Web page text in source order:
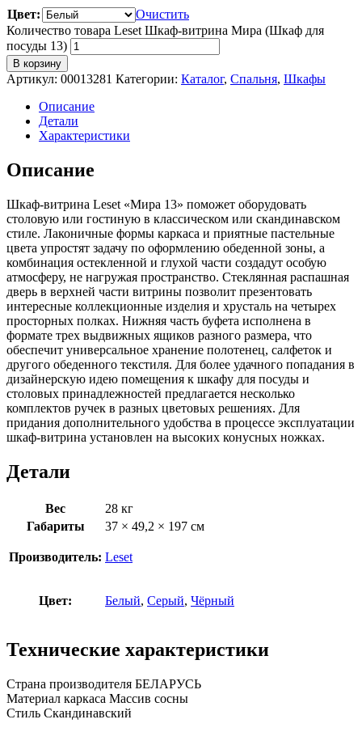
Цвет:
Очистить
Количество товара Leset Шкаф-витрина Мира (Шкаф для
посуды 13)
В корзину
Артикул: 00013281 Категории: Каталог, Спальня, Шкафы
Описание
Детали
Характеристики
Описание
Шкаф-витрина Leset «Мира 13» поможет оборудовать
столовую или гостиную в классическом или скандинавском
стиле. Лаконичные формы каркаса и приятные пастельные
цвета упростят задачу по оформлению обеденной зоны, а
комбинация остекленной и глухой части создадут особую
атмосферу, не нагружая пространство. Стеклянная распашная
дверь в верхней части витрины позволит презентовать
интересные коллекционные изделия и хрусталь на четырех
просторных полках. Нижняя часть буфета исполнена в
формате трех выдвижных ящиков разного размера, что
обеспечит универсальное хранение полотенец, салфеток и
другого обеденного текстиля. Для более удачного попадания в
дизайнерскую идею помещения к шкафу для посуды и
столовых принадлежностей предлагается несколько
комплектов ручек в разных цветовых решениях. Для
придания дополнительного удобства в процессе эксплуатации
шкаф-витрина установлен на высоких конусных ножках.
Детали
Вес
28 кг
Габариты
37 × 49,2 × 197 см
Производитель: Leset
Цвет: Белый, Серый, Чёрный
Технические характеристики
Страна производителя БЕЛАРУСЬ
Материал каркаса Массив сосны
Стиль Скандинавский